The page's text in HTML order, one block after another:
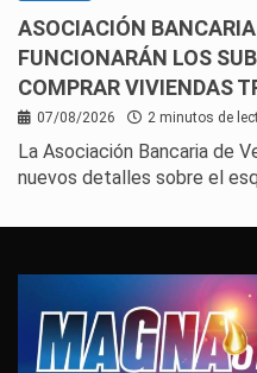
ASOCIACIÓN
FUNCIONARÁN LOS
COMPRAR VIVIENDAS
07/08/2026 2 minutos de
La Asociación Bancaria de
nuevos detalles sobre el